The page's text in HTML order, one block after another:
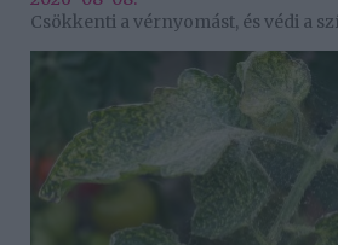
Csökkenti a vérnyomást, és védi a